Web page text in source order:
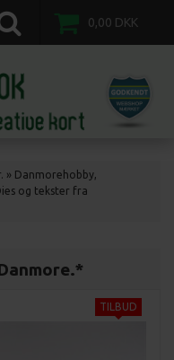
0,00 DKK
» Danmorehobby,
og tekster fra